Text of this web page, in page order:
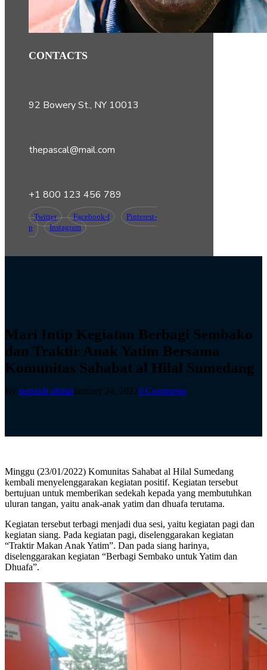
CONTACTS
92 Bowery St., NY 10013
thepascal@mail.com
+1 800 123 456 789
Twitter Facebook-f
Pinterest-
p
Instagram
Mari Intip Kegiatan Berbagi Sembako
dan Traktir Anak Yatim Bersama
Komunitas Sahabat al Hilal Sumedang
By supriadi alhilal January 24, 20220 Comments
Minggu (23/01/2022) Komunitas Sahabat al Hilal Sumedang
kembali menyelenggarakan kegiatan positif. Kegiatan tersebut
bertujuan untuk memberikan sedekah kepada yang membutuhkan
uluran tangan, yaitu anak-anak yatim dan dhuafa terutama.
Kegiatan tersebut terbagi menjadi dua sesi, yaitu kegiatan pagi dan
kegiatan siang. Pada kegiatan pagi, diselenggarakan kegiatan
“Traktir Makan Anak Yatim”. Dan pada siang harinya,
diselenggarakan kegiatan “Berbagi Sembako untuk Yatim dan
Dhuafa”.